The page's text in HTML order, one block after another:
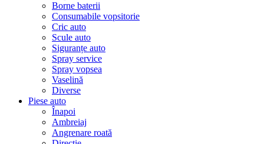
Borne baterii
Consumabile vopsitorie
Cric auto
Scule auto
Siguranțe auto
Spray service
Spray vopsea
Vaselină
Diverse
Piese auto
Înapoi
Ambreiaj
Angrenare roată